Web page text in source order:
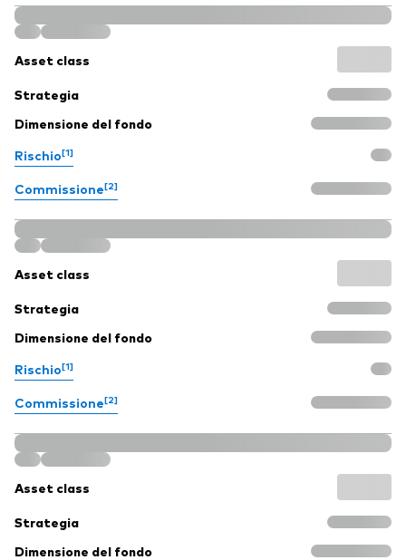
Asset class
Strategia
Dimensione del fondo
Rischio[1]
Commissione[2]
Asset class
Strategia
Dimensione del fondo
Rischio[1]
Commissione[2]
Asset class
Strategia
Dimensione del fondo